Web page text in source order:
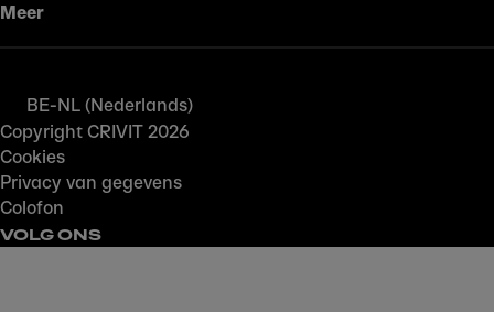
Meer
BE-NL (Nederlands)
Copyright CRIVIT 2026
Cookies
Privacy van gegevens
Colofon
VOLG ONS